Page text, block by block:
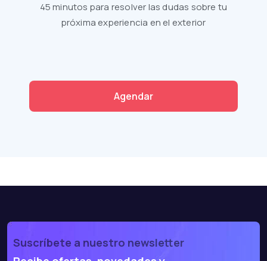
45 minutos para resolver las dudas sobre tu
próxima experiencia en el exterior
Agendar
Suscríbete a nuestro newsletter